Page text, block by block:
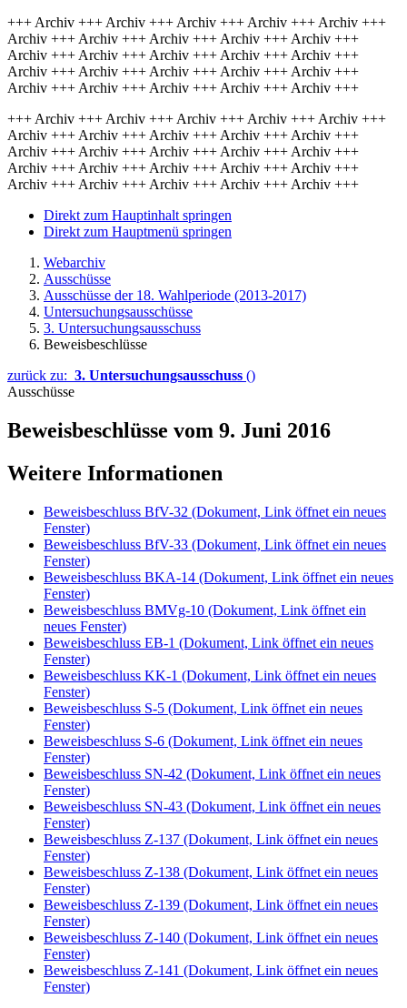
+++ Archiv +++ Archiv +++ Archiv +++ Archiv +++ Archiv +++
Archiv +++ Archiv +++ Archiv +++ Archiv +++ Archiv +++
Archiv +++ Archiv +++ Archiv +++ Archiv +++ Archiv +++
Archiv +++ Archiv +++ Archiv +++ Archiv +++ Archiv +++
Archiv +++ Archiv +++ Archiv +++ Archiv +++ Archiv +++
+++ Archiv +++ Archiv +++ Archiv +++ Archiv +++ Archiv +++
Archiv +++ Archiv +++ Archiv +++ Archiv +++ Archiv +++
Archiv +++ Archiv +++ Archiv +++ Archiv +++ Archiv +++
Archiv +++ Archiv +++ Archiv +++ Archiv +++ Archiv +++
Archiv +++ Archiv +++ Archiv +++ Archiv +++ Archiv +++
Direkt zum Hauptinhalt springen
Direkt zum Hauptmenü springen
Webarchiv
Ausschüsse
Ausschüsse der 18. Wahlperiode (2013-2017)
Untersuchungsausschüsse
3. Untersuchungsausschuss
Beweisbeschlüsse
zurück zu: 3. Untersuchungsausschuss ()
Ausschüsse
Beweisbeschlüsse vom 9. Juni 2016
Weitere Informationen
Beweisbeschluss BfV-32 (Dokument, Link öffnet ein neues
Fenster)
Beweisbeschluss BfV-33 (Dokument, Link öffnet ein neues
Fenster)
Beweisbeschluss BKA-14 (Dokument, Link öffnet ein neues
Fenster)
Beweisbeschluss BMVg-10 (Dokument, Link öffnet ein
neues Fenster)
Beweisbeschluss EB-1 (Dokument, Link öffnet ein neues
Fenster)
Beweisbeschluss KK-1 (Dokument, Link öffnet ein neues
Fenster)
Beweisbeschluss S-5 (Dokument, Link öffnet ein neues
Fenster)
Beweisbeschluss S-6 (Dokument, Link öffnet ein neues
Fenster)
Beweisbeschluss SN-42 (Dokument, Link öffnet ein neues
Fenster)
Beweisbeschluss SN-43 (Dokument, Link öffnet ein neues
Fenster)
Beweisbeschluss Z-137 (Dokument, Link öffnet ein neues
Fenster)
Beweisbeschluss Z-138 (Dokument, Link öffnet ein neues
Fenster)
Beweisbeschluss Z-139 (Dokument, Link öffnet ein neues
Fenster)
Beweisbeschluss Z-140 (Dokument, Link öffnet ein neues
Fenster)
Beweisbeschluss Z-141 (Dokument, Link öffnet ein neues
Fenster)